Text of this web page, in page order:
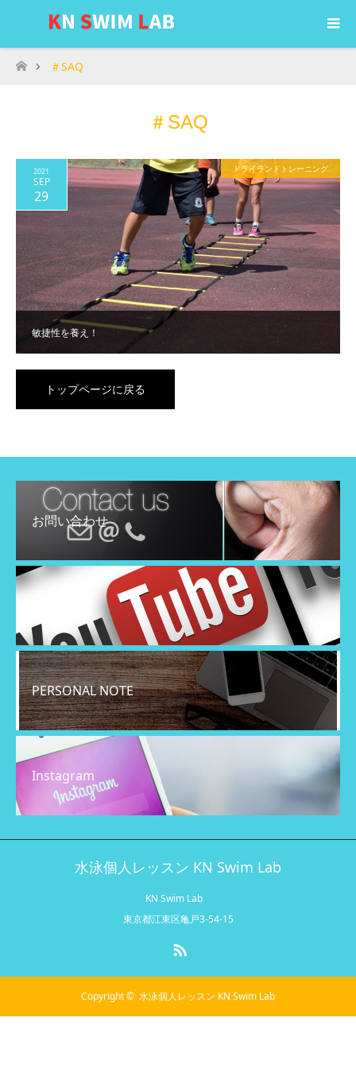
ホーム
＃SAQ
＃SAQ
敏捷性を養え！
2021
SEP
29
ドライランドトレーニング
トップページに戻る
お問い合わせ
PERSONAL NOTE
Instagram
水泳個人レッスン KN Swim Lab
KN Swim Lab
東京都江東区亀戸3-54-15
Copyright © 水泳個人レッスン KN Swim Lab